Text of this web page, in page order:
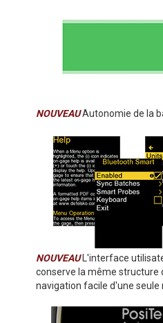
NOUVEAUAutonomie de la
NOUVEAUL'interface
conserve la même structure
navigation facile d'une seule